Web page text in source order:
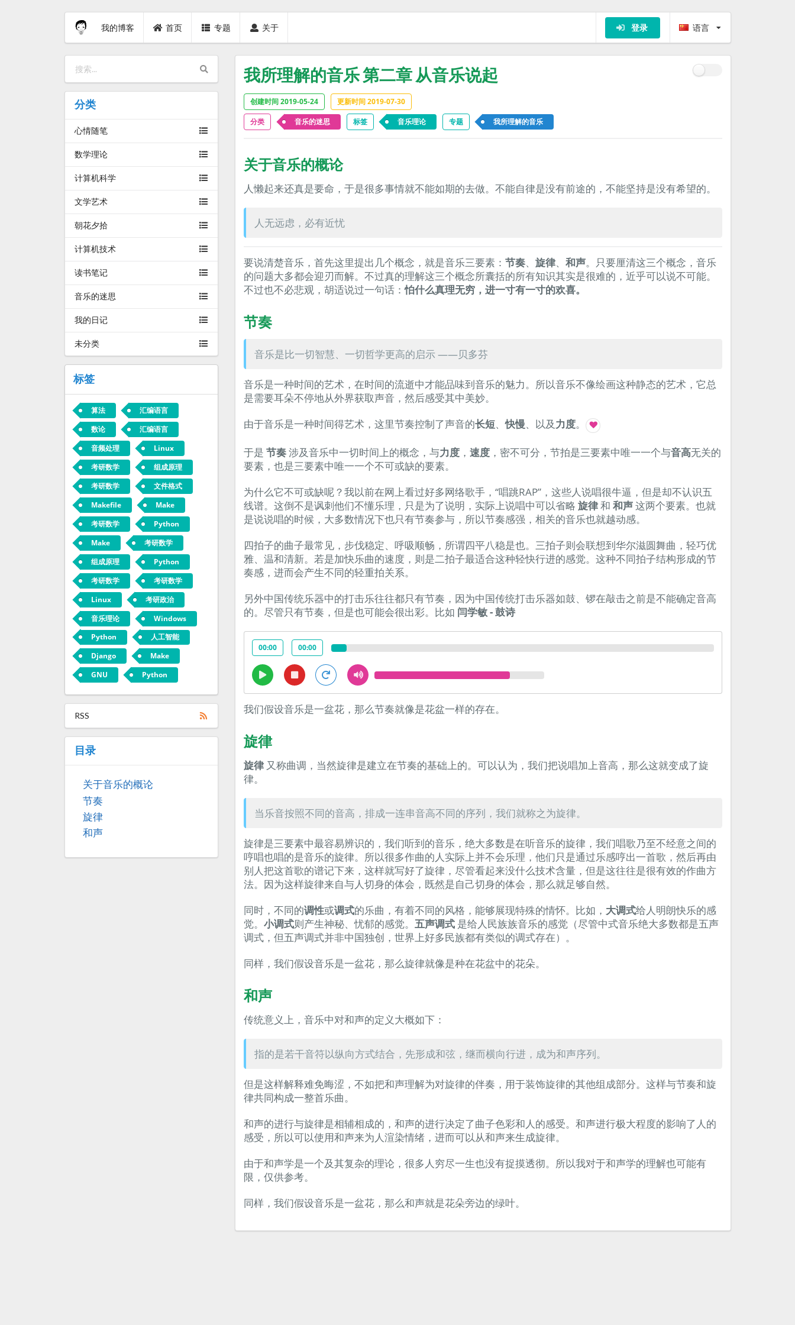
我的博客 首页 专题 关于 登录 语言
分类
心情随笔
数学理论
计算机科学
文学艺术
朝花夕拾
计算机技术
读书笔记
音乐的迷思
我的日记
未分类
标签
算法
汇编语言
数论
汇编语言
音频处理
Linux
考研数学
组成原理
考研数学
文件格式
Makefile
Make
考研数学
Python
Make
考研数学
组成原理
Python
考研数学
考研数学
Linux
考研政治
音乐理论
Windows
Python
人工智能
Django
Make
GNU
Python
RSS
目录
关于音乐的概论
节奏
旋律
和声
我所理解的音乐 第二章 从音乐说起
创建时间 2019-05-24
更新时间 2019-07-30
分类
音乐的迷思 标签 音乐理论 专题 我所理解的音乐
关于音乐的概论
人懒起来还真是要命，于是很多事情就不能如期的去做。不能自律是没有前途的，不能坚持是没有希望的。
人无远虑，必有近忧
要说清楚音乐，首先这里提出几个概念，就是音乐三要素：节奏、旋律、和声。只要厘清这三个概念，音乐
的问题大多都会迎刃而解。不过真的理解这三个概念所囊括的所有知识其实是很难的，近乎可以说不可能。
不过也不必悲观，胡适说过一句话：怕什么真理无穷，进一寸有一寸的欢喜。
节奏
音乐是比一切智慧、一切哲学更高的启示 ——贝多芬
音乐是一种时间的艺术，在时间的流逝中才能品味到音乐的魅力。所以音乐不像绘画这种静态的艺术，它总
是需要耳朵不停地从外界获取声音，然后感受其中美妙。
由于音乐是一种时间得艺术，这里节奏控制了声音的长短、快慢、以及力度。
于是节奏涉及音乐中一切时间上的概念，与力度 ，速度 ，密不可分，节拍是三要素中唯一一个与音高无关的
要素，也是三要素中唯一一个不可或缺的要素。
为什么它不可或缺呢？我以前在网上看过好多网络歌手，“唱跳RAP”，这些人说唱很牛逼，但是却不认识五
线谱。这倒不是讽刺他们不懂乐理，只是为了说明，实际上说唱中可以省略旋律和和声这两个要素。也就
是说说唱的时候，大多数情况下也只有节奏参与，所以节奏感强，相关的音乐也就越动感。
四拍子的曲子最常见，步伐稳定、呼吸顺畅，所谓四平八稳是也。三拍子则会联想到华尔滋圆舞曲，轻巧优
雅、温和清新。若是加快乐曲的速度，则是二拍子最适合这种轻快行进的感觉。这种不同拍子结构形成的节
奏感，进而会产生不同的轻重拍关系。
另外中国传统乐器中的打击乐往往都只有节奏，因为中国传统打击乐器如鼓、锣在敲击之前是不能确定音高
的。尽管只有节奏，但是也可能会很出彩。比如 闫学敏 - 鼓诗
00:00 00:00
我们假设音乐是一盆花，那么节奏就像是花盆一样的存在。
旋律
旋律 又称曲调，当然旋律是建立在节奏的基础上的。可以认为，我们把说唱加上音高，那么这就变成了旋
律。
当乐音按照不同的音高，排成一连串音高不同的序列，我们就称之为旋律。
旋律是三要素中最容易辨识的，我们听到的音乐，绝大多数是在听音乐的旋律，我们唱歌乃至不经意之间的
哼唱也唱的是音乐的旋律。所以很多作曲的人实际上并不会乐理，他们只是通过乐感哼出一首歌，然后再由
别人把这首歌的谱记下来，这样就写好了旋律，尽管看起来没什么技术含量，但是这往往是很有效的作曲方
法。因为这样旋律来自与人切身的体会，既然是自己切身的体会，那么就足够自然。
同时，不同的调性或调式的乐曲，有着不同的风格，能够展现特殊的情怀。比如， 大调式给人明朗快乐的感
觉。小调式则产生神秘、忧郁的感觉。五声调式 是给人民族族音乐的感觉（尽管中式音乐绝大多数都是五声
调式，但五声调式并非中国独创，世界上好多民族都有类似的调式存在）。
同样，我们假设音乐是一盆花，那么旋律就像是种在花盆中的花朵。
和声
传统意义上，音乐中对和声的定义大概如下：
指的是若干音符以纵向方式结合，先形成和弦，继而横向行进，成为和声序列。
但是这样解释难免晦涩，不如把和声理解为对旋律的伴奏，用于装饰旋律的其他组成部分。这样与节奏和旋
律共同构成一整首乐曲。
和声的进行与旋律是相辅相成的，和声的进行决定了曲子色彩和人的感受。和声进行极大程度的影响了人的
感受，所以可以使用和声来为人渲染情绪，进而可以从和声来生成旋律。
由于和声学是一个及其复杂的理论，很多人穷尽一生也没有捉摸透彻。所以我对于和声学的理解也可能有
限，仅供参考。
同样，我们假设音乐是一盆花，那么和声就是花朵旁边的绿叶。